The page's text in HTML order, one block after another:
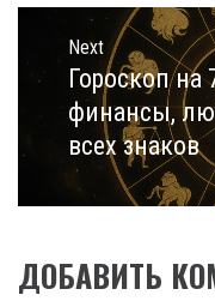
Next
Next
post:
Гороскоп на
финансы,
всех знаков
ДОБАВИТЬ